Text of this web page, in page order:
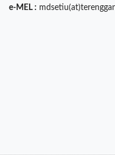
e-MEL :